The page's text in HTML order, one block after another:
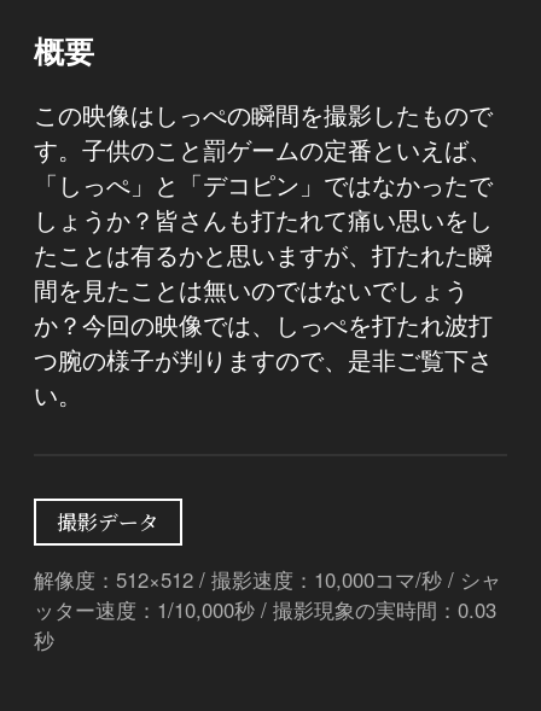
概要
この映像はしっぺの瞬間を撮影したもので
す。子供のこと罰ゲームの定番といえば、
「しっぺ」と「デコピン」ではなかったで
しょうか？皆さんも打たれて痛い思いをし
たことは有るかと思いますが、打たれた瞬
間を見たことは無いのではないでしょう
か？今回の映像では、しっぺを打たれ波打
つ腕の様子が判りますので、是非ご覧下さ
い。
撮影データ
解像度：512×512 / 撮影速度：10,000コマ/秒 / シャ
ッター速度：1/10,000秒 / 撮影現象の実時間：0.03
秒